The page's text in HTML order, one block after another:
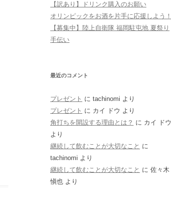
【訳あり】ドリンク購入のお願い
オリンピックをお酒を片手に応援しよう！
【募集中】陸上自衛隊 福岡駐屯地 夏祭り
手伝い
最近のコメント
プレゼント に tachinomi より
プレゼント に カイ ドウ より
角打ちを開設する理由とは？ に カイ ドウ
より
継続して飲むことが大切なこと に
tachinomi より
継続して飲むことが大切なこと に 佐々木
愼也 より